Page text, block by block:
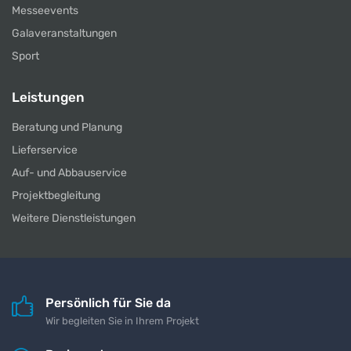
Messeevents
Galaveranstaltungen
Sport
Leistungen
Beratung und Planung
Lieferservice
Auf- und Abbauservice
Projektbegleitung
Weitere Dienstleistungen
Persönlich für Sie da
Wir begleiten Sie in Ihrem Projekt